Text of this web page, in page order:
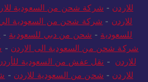
للاردن - شركة شحن من السعودية
للاردن - شركة شحن من السعودية الي
للسعودية - شحن من دبي للسعودية -
شركة شحن من السعودية الى الاردن -
للاردن - نقل عفش من السعودية
للاردن - شحن من السعودية للاردن -